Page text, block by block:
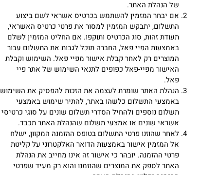
של הנהלת האתר.
אם יבחר המזמין להשתמש בכרטיס אשראי לשם ביצוע
התשלום, יתבקש המזמין למסור את פרטי כרטיס האשראי,
תעודת זהות, סוג הכרטיס ותוקפו. אם החליט המזמין לשלם
באמצעות הפיי פאל, החברה תוכל לגבות את התשלום עבור
המוצרים רק לאחר קבלת אישור מפיי פאל. השימוש וקבלת
האישור מפיי-פאל כפופים לתנאי השימוש של אתר פיי
פאל.
הנהלת האתר שומרת לעצמה את הזכות להפסיק את השימוש
באמצעי התשלום כלשהו באתר, להתיר שימוש באמצעי
תשלום נוספים ולהחיל הסדרי תשלום שונים על סוגי כרטיסי
אשראי שונים או אמצעי תשלום שהנהלת האתר תכבד.
לאחר שהוזנו פרטי התשלום בטופס ההזמנה המקוון, ישלח
אל המזמין אישור באמצעות הדואר האלקטרוני על קליטת
פרטי ההזמנה. יובהר כי אישור זה אינו מחייב את הנהלת
האתר לספק את המוצרים שהוזמנו והוא רק מעיד שפרטי